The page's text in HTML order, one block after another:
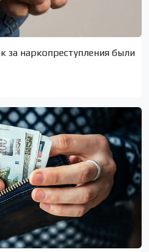
за наркопреступления были